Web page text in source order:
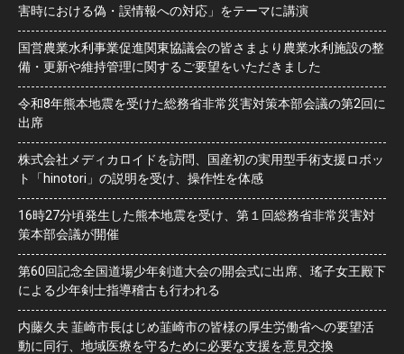
害時における偽・誤情報への対応」をテーマに講演
国営農業水利事業促進関東協議会の皆さまより農業水利施設の整
備・更新や維持管理に関するご要望をいただきました
令和8年熊本地震を受けた総務省非常災害対策本部会議の第2回に
出席
株式会社メディカロイドを訪問、国産初の実用型手術支援ロボッ
ト「hinotori」の説明を受け、操作性を体感
16時27分頃発生した熊本地震を受け、第１回総務省非常災害対
策本部会議が開催
第60回記念全国道場少年剣道大会の開会式に出席、瑤子女王殿下
による少年剣士指導稽古も行われる
内藤久夫 韮崎市長はじめ韮崎市の皆様の厚生労働省への要望活
動に同行、地域医療を守るために必要な支援を意見交換